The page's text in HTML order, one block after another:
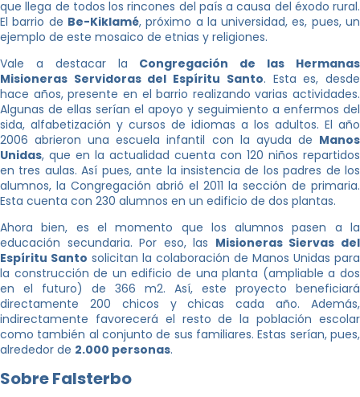
que llega de todos los rincones del país a causa del éxodo rural.
El barrio de Be-Kiklamé, próximo a la universidad, es, pues, un
ejemplo de este mosaico de etnias y religiones.
Vale a destacar la Congregación de las Hermanas
Misioneras Servidoras del Espíritu Santo. Esta es, desde
hace años, presente en el barrio realizando varias actividades.
Algunas de ellas serían el apoyo y seguimiento a enfermos del
sida, alfabetización y cursos de idiomas a los adultos. El año
2006 abrieron una escuela infantil con la ayuda de Manos
Unidas, que en la actualidad cuenta con 120 niños repartidos
en tres aulas. Así pues, ante la insistencia de los padres de los
alumnos, la Congregación abrió el 2011 la sección de primaria.
Esta cuenta con 230 alumnos en un edificio de dos plantas.
Ahora bien, es el momento que los alumnos pasen a la
educación secundaria. Por eso, las Misioneras Siervas del
Espíritu Santo solicitan la colaboración de Manos Unidas para
la construcción de un edificio de una planta (ampliable a dos
en el futuro) de 366 m2. Así, este proyecto beneficiará
directamente 200 chicos y chicas cada año. Además,
indirectamente favorecerá el resto de la población escolar
como también al conjunto de sus familiares. Estas serían, pues,
alrededor de 2.000 personas.
Sobre Falsterbo